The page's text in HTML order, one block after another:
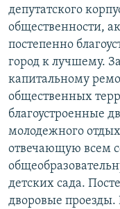
депутатского
общественности,
постепенно
город к лучшему.
капитальному
общественных
благоустроенные
молодежного
отвечающую всем
детских сада.
дворовые